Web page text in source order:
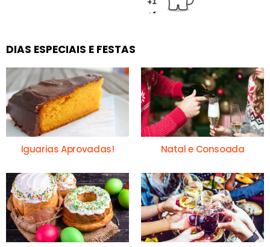
DIAS ESPECIAIS E FESTAS
Iguarias Aprovadas! Natal e Consoada